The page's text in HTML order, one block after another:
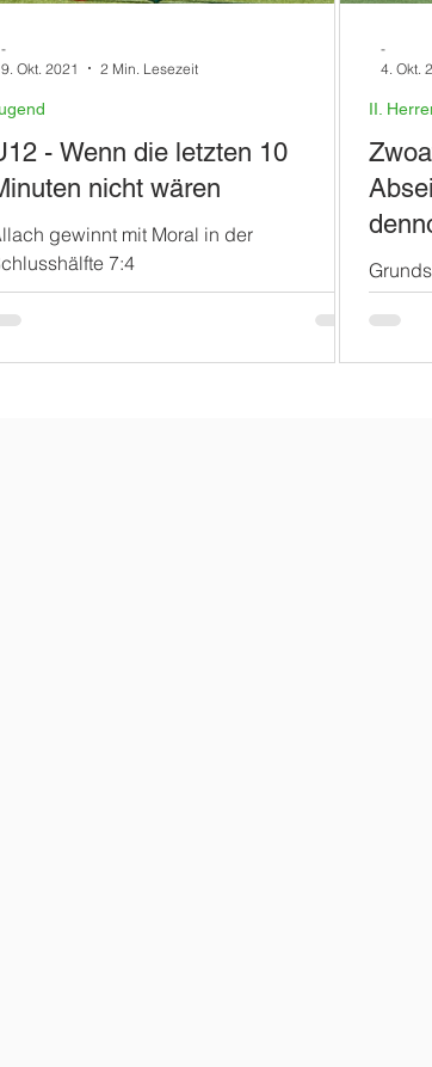
- Wenn die letzten 10
nicht wären
gewinnt mit Moral in der
7:4
-
9. Okt. 2021
2 Min. Lesezeit
Kritik,
II.
-
4. Okt.